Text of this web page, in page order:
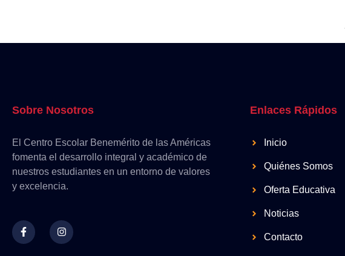
Sobre Nosotros
El Centro Escolar Benemérito de las Américas
fomenta el desarrollo integral y académico de
nuestros estudiantes en un entorno de valores
y excelencia.
Enlaces Rápidos
Inicio
Quiénes Somos
Oferta Educativa
Noticias
Contacto